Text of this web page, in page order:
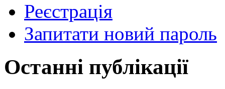
Реєстрація
Запитати новий пароль
Останні публікації